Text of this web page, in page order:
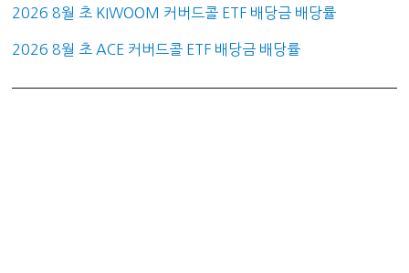
2026 8월 초 KIWOOM 커버드콜 ETF 배당금 배당률
2026 8월 초 ACE 커버드콜 ETF 배당금 배당률